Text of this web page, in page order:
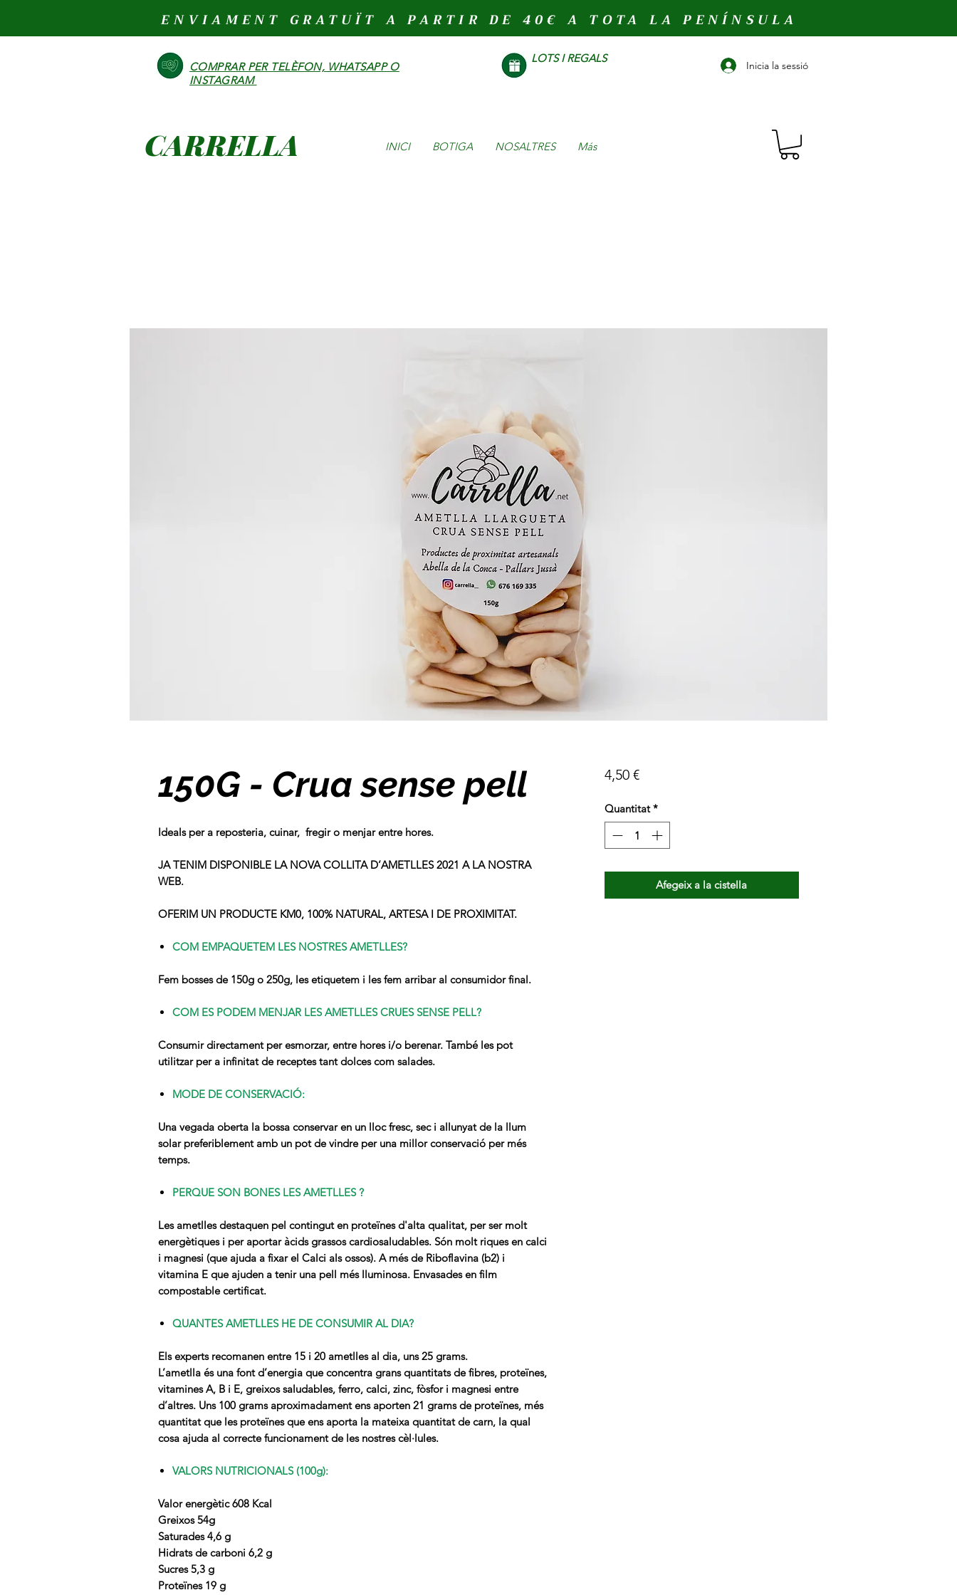
ENVIAMENT GRATUÏT A PARTIR DE 40€ A TOTA LA PENÍNSULA
COMPRAR PER TELÈFON, WHATSAPP O
INSTAGRAM
LOTS I REGALS
CARRELLA INICI BOTIGA NOSALTRES Más
Inicia la sessió
150G - Crua sense pell
Ideals per a reposteria, cuinar, fregir o menjar entre hores.
JA TENIM DISPONIBLE LA NOVA COLLITA D’AMETLLES 2021 A LA NOSTRA
WEB.
OFERIM UN PRODUCTE KM0, 100% NATURAL, ARTESA I DE PROXIMITAT.
COM EMPAQUETEM LES NOSTRES AMETLLES?
Fem bosses de 150g o 250g, les etiquetem i les fem arribar al consumidor final.
COM ES PODEM MENJAR LES AMETLLES CRUES SENSE PELL?
Consumir directament per esmorzar, entre hores i/o berenar. També les pot
utilitzar per a infinitat de receptes tant dolces com salades.
MODE DE CONSERVACIÓ:
Una vegada oberta la bossa conservar en un lloc fresc, sec i allunyat de la llum
solar preferiblement amb un pot de vindre per una millor conservació per més
temps.
PERQUE SON BONES LES AMETLLES ?
Les ametlles destaquen pel contingut en proteïnes d'alta qualitat, per ser molt
energètiques i per aportar àcids grassos cardiosaludables. Són molt riques en calci
i magnesi (que ajuda a fixar el Calci als ossos). A més de Riboflavina (b2) i
vitamina E que ajuden a tenir una pell més lluminosa. Envasades en film
compostable certificat.
QUANTES AMETLLES HE DE CONSUMIR AL DIA?
Els experts recomanen entre 15 i 20 ametlles al dia, uns 25 grams.
L’ametlla és una font d’energia que concentra grans quantitats de fibres, proteïnes,
vitamines A, B i E, greixos saludables, ferro, calci, zinc, fòsfor i magnesi entre
d’altres. Uns 100 grams aproximadament ens aporten 21 grams de proteïnes, més
quantitat que les proteïnes que ens aporta la mateixa quantitat de carn, la qual
cosa ajuda al correcte funcionament de les nostres cèl·lules.
VALORS NUTRICIONALS (100g):
Valor energètic 608 Kcal
Greixos 54g
Saturades 4,6 g
Hidrats de carboni 6,2 g
Sucres 5,3 g
Proteïnes 19 g
4,50 €Price
Quantitat *
Afegeix a la cistella